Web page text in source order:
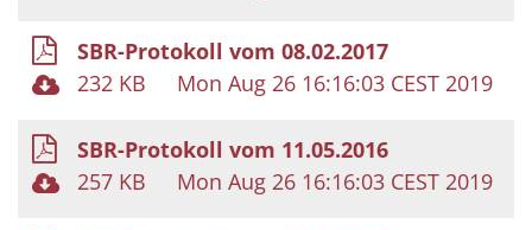
SBR-Protokoll vom 08.02.2017
232 KB
Mon Aug 26 16:16:03 CEST 2019
SBR-Protokoll vom 11.05.2016
257 KB
Mon Aug 26 16:16:03 CEST 2019